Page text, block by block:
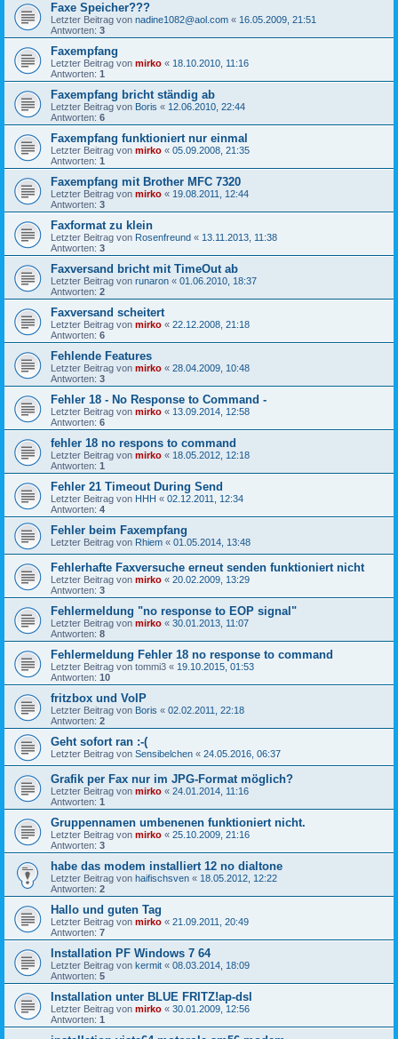
Faxe Speicher???
Letzter Beitrag von nadine1082@aol.com « 16.05.2009, 21:51
Antworten: 3
Faxempfang
Letzter Beitrag von mirko « 18.10.2010, 11:16
Antworten: 1
Faxempfang bricht ständig ab
Letzter Beitrag von Boris « 12.06.2010, 22:44
Antworten: 6
Faxempfang funktioniert nur einmal
Letzter Beitrag von mirko « 05.09.2008, 21:35
Antworten: 1
Faxempfang mit Brother MFC 7320
Letzter Beitrag von mirko « 19.08.2011, 12:44
Antworten: 3
Faxformat zu klein
Letzter Beitrag von Rosenfreund « 13.11.2013, 11:38
Antworten: 3
Faxversand bricht mit TimeOut ab
Letzter Beitrag von runaron « 01.06.2010, 18:37
Antworten: 2
Faxversand scheitert
Letzter Beitrag von mirko « 22.12.2008, 21:18
Antworten: 6
Fehlende Features
Letzter Beitrag von mirko « 28.04.2009, 10:48
Antworten: 3
Fehler 18 - No Response to Command -
Letzter Beitrag von mirko « 13.09.2014, 12:58
Antworten: 6
fehler 18 no respons to command
Letzter Beitrag von mirko « 18.05.2012, 12:18
Antworten: 1
Fehler 21 Timeout During Send
Letzter Beitrag von HHH « 02.12.2011, 12:34
Antworten: 4
Fehler beim Faxempfang
Letzter Beitrag von Rhiem « 01.05.2014, 13:48
Fehlerhafte Faxversuche erneut senden funktioniert nicht
Letzter Beitrag von mirko « 20.02.2009, 13:29
Antworten: 3
Fehlermeldung "no response to EOP signal"
Letzter Beitrag von mirko « 30.01.2013, 11:07
Antworten: 8
Fehlermeldung Fehler 18 no response to command
Letzter Beitrag von tommi3 « 19.10.2015, 01:53
Antworten: 10
fritzbox und VoIP
Letzter Beitrag von Boris « 02.02.2011, 22:18
Antworten: 2
Geht sofort ran :-(
Letzter Beitrag von Sensibelchen « 24.05.2016, 06:37
Grafik per Fax nur im JPG-Format möglich?
Letzter Beitrag von mirko « 24.01.2014, 11:16
Antworten: 1
Gruppennamen umbenenen funktioniert nicht.
Letzter Beitrag von mirko « 25.10.2009, 21:16
Antworten: 3
habe das modem installiert 12 no dialtone
Letzter Beitrag von haifischsven « 18.05.2012, 12:22
Antworten: 2
Hallo und guten Tag
Letzter Beitrag von mirko « 21.09.2011, 20:49
Antworten: 7
Installation PF Windows 7 64
Letzter Beitrag von kermit « 08.03.2014, 18:09
Antworten: 5
Installation unter BLUE FRITZ!ap-dsl
Letzter Beitrag von mirko « 30.01.2009, 12:56
Antworten: 1